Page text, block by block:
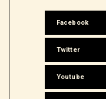
Facebook
Twitter
Youtube